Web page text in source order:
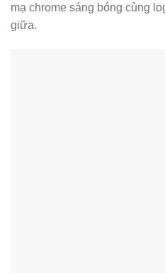
mạ chrome sáng bóng cùng
giữa.